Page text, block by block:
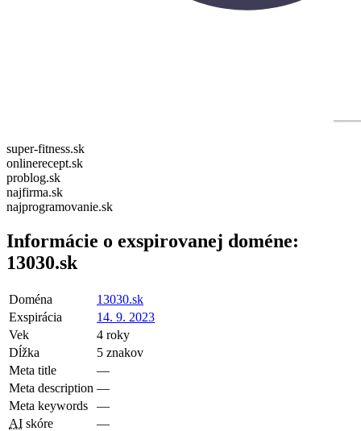
super-fitness.sk
onlinerecept.sk
problog.sk
najfirma.sk
najprogramovanie.sk
Informácie o exspirovanej doméne:
13030.sk
Doména
13030.sk
Exspirácia
14. 9. 2023
Vek
4 roky
Dĺžka
5 znakov
Meta title
—
Meta description —
Meta keywords
—
AI skóre
—